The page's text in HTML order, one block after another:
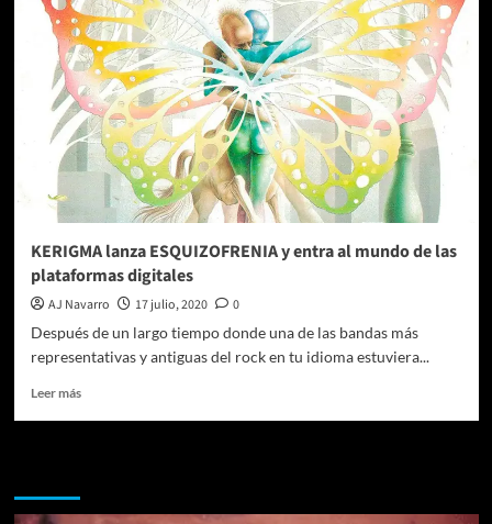
celebración
por
3
décadas
del
álbum
cumbre
de
Kerigma
KERIGMA lanza ESQUIZOFRENIA y entra al mundo de las
plataformas digitales
AJ Navarro 17 julio, 2020
0
Después de un largo tiempo donde una de las bandas más
representativas y antiguas del rock en tu idioma estuviera...
Leer másLeer
ESQUIZOFRENIA
y